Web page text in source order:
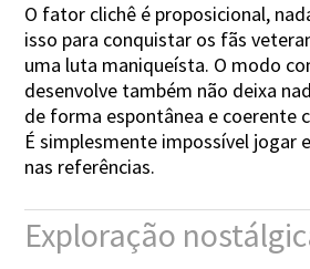
O fator clichê é proposicional,
isso para conquistar os fãs
uma luta maniqueísta. O modo
desenvolve também não deixa
de forma espontânea e coerente
É simplesmente impossível jogar
nas referências.
Exploração